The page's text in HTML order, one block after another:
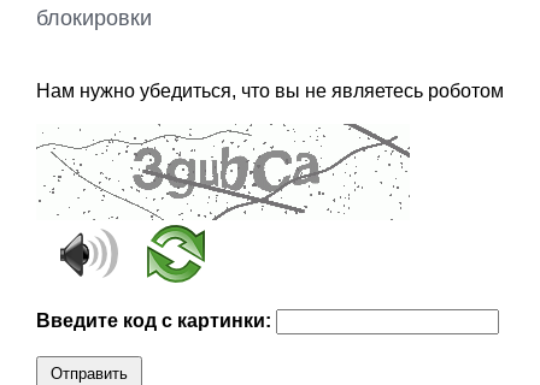
блокировки
Нам нужно убедиться, что вы не являетесь роботом
Введите код с картинки:
Отправить